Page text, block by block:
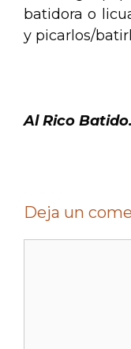
batidora o
y picarlos/
Al Rico
Deja un